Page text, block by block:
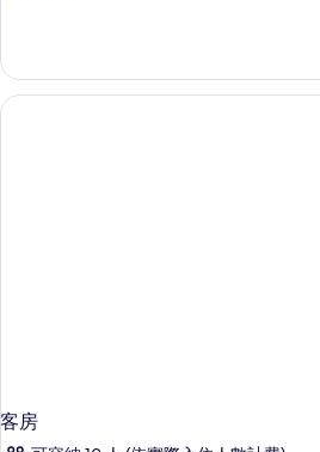
的
詳
情
客房